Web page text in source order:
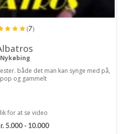
(7)
Nykøbing
både det man kan synge med på,
og gammelt
for at se video
5.000 - 10.000